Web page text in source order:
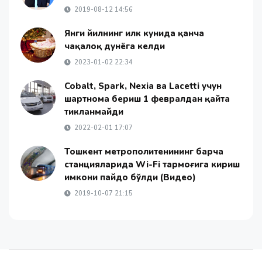
2019-08-12 14:56
Янги йилнинг илк кунида қанча
чақалоқ дунёга келди
2023-01-02 22:34
Cobalt, Spark, Nexia ва Lacetti учун
шартнома бериш 1 февралдан қайта
тикланмайди
2022-02-01 17:07
Тошкент метрополитенининг барча
станцияларида Wi-Fi тармоғига кириш
имкони пайдо бўлди (Видео)
2019-10-07 21:15